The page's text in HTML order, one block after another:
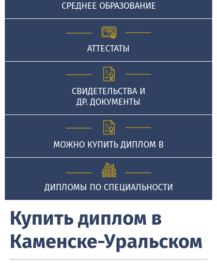
СРЕДНЕЕ ОБРАЗОВАНИЕ
АТТЕСТАТЫ
СВИДЕТЕЛЬСТВА И
ДР. ДОКУМЕНТЫ
МОЖНО КУПИТЬ ДИПЛОМ В
ДИПЛОМЫ ПО СПЕЦИАЛЬНОСТИ
Купить диплом в
Каменске-Уральском